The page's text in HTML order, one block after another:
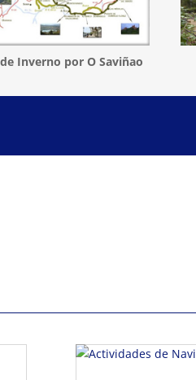
Inverno por O Saviñao